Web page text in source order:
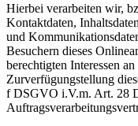
Hierbei verarbeiten wir,
Kontaktdaten,
und
Besuchern dieses
berechtigten Interessen
Zurverfügungstellung
f DSGVO i.V.m. Art. 28